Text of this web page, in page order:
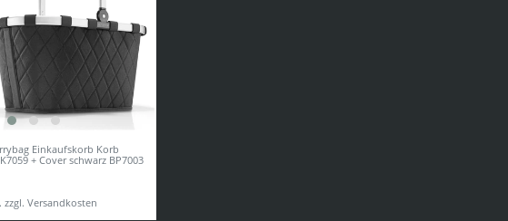
Einkaufskorb Korb
+ Cover schwarz BP7003
zzgl.Versandkosten